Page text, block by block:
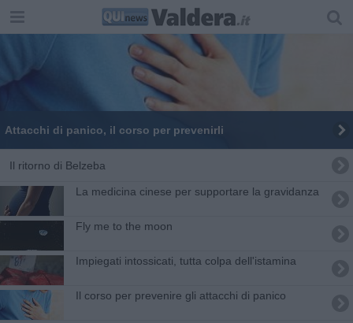
Attacchi di panico, il corso per prevenirli
Il ritorno di Belzeba
La medicina cinese per supportare la gravidanza
Fly me to the moon
Impiegati intossicati, tutta colpa dell'istamina
Il corso per prevenire gli attacchi di panico